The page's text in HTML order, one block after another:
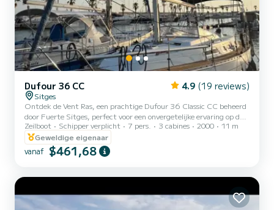
Dufour 36 CC 4.9 (19 reviews)
Sitges
Ontdek de Vent Ras, een prachtige Dufour 36 Classic CC beheerd
door Fuerte Sitges, perfect voor een onvergetelijke ervaring op de
Middellandse Zee. Dit zeiljacht combineert perfect comfort,
prestaties en gemakkelijke bediening, ideaal voor zowel ontspannen
uitstapjes als langere avonturen. Het ruime en gezellige ontwerp
maakt het een topkeuze om te genieten met familie of vrienden.
water, te eten in de kuip met uitzicht op ze...
Zeilboot Schipper verplicht 7 pers. 3 cabines 2000
11 m
Geweldige eigenaar
vanaf $461,68